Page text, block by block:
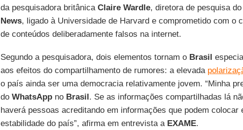
da pesquisadora britânica Claire Wardle, diretora de pesquisa
News, ligado à Universidade de Harvard e comprometido com o
de conteúdos deliberadamente falsos na internet.
Segundo a pesquisadora, dois elementos tornam o Brasil
aos efeitos do compartilhamento de rumores: a elevada
o país ainda ser uma democracia relativamente jovem. “Minha
do WhatsAppno Brasil. Se as informações compartilhadas lá
haverá pessoas acreditando em informações que podem colocar
estabilidade do país”, afirma em entrevista a EXAME.